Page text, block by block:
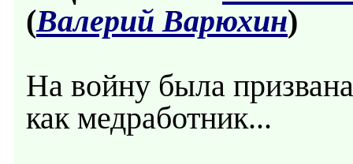
(Валерий Варюхин)
На войну была
как медработник...